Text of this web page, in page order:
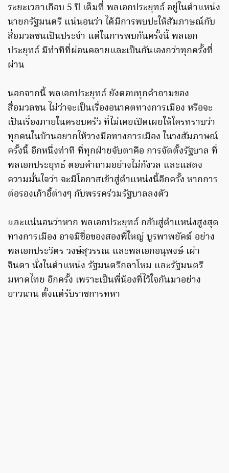
ระยะเวลาเกือบ 5 ปี เต็มที่ พลเอกประยุทธ์ อยู่ในตำแหน่ง
นายกรัฐมนตรี แน่นอนว่า ได้มีการพบปะให้สัมภาษณ์กับ
สื่อมวลชนเป็นประจำ แต่ในการพบกันครั้งนี้ พลเอก
ประยุทธ์ มีท่าทีที่ผ่อนคลายและเป็นกันเองกว่าทุกครั้งที่
ผ่าน
นอกจากนี้ พลเอกประยุทธ์ ยังตอบทุกคำถามของ
สื่อมวลชน ไม่ว่าจะเป็นเรื่องอนาคตทางการเมือง หรือจะ
เป็นเรื่องภายในครอบครัว ที่ไม่เคยเปิดเผยให้ใครทราบว่า
ทุกคนในบ้านอยากให้วางมือทางการเมือง ในวงสัมภาษณ์
ครั้งนี้ อีกหนึ่งท่าที ที่ทุกฝ่ายจับตาคือ การจัดตั้งรัฐบาล ที่
พลเอกประยุทธ์ ตอบคำถามอย่างไม่กังวล และแสดง
ความมั่นใจว่า จะมีโอกาสเข้าสู่ตำแหน่งนี้อีกครั้ง หากการ
ต่อรองเก้าอี้ต่างๆ กับพรรคร่วมรัฐบาลลงตัว
และแน่นอนว่าหาก พลเอกประยุทธ์ กลับสู่ตำแหน่งสูงสุด
ทางการเมือง อาจมีชื่อของสองพี่ใหญ่ บูรพาพยัคฆ์ อย่าง
พลเอกประวิตร วงษ์สุวรรณ และพลเอกอนุพงษ์ เผ่า
จินดา นั่งในตำแหน่ง รัฐมนตรีกลาโหม และรัฐมนตรี
มหาดไทย อีกครั้ง เพราะเป็นพี่น้องที่ไว้ใจกันมาอย่าง
ยาวนาน ตั้งแต่รับราชการทหา